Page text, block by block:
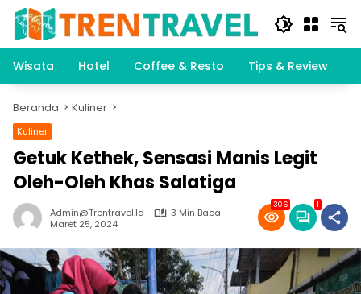
Langsung
konten
Wisata
Hotel Coffee & Resto Tips & Review
Beranda Kuliner
Kuliner
Getuk Kethek, Sensasi Manis Legit
Oleh-Oleh Khas Salatiga
Admin@trentravel.id
3 Min Baca
Maret 25, 2024
306 1